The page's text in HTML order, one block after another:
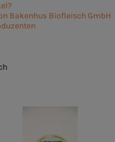
Bakenhus Biofleisch GmbH